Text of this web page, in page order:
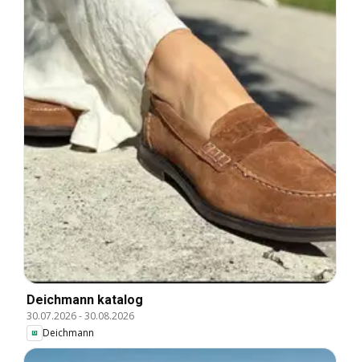
Deichmann katalog
30.07.2026-30.08.2026
Deichmann